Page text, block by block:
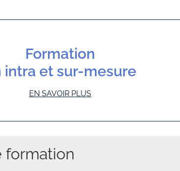
Formation
intra et sur-mesure
EN SAVOIR PLUS
formation